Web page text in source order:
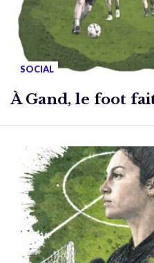
SOCIAL
À Gand, le foot